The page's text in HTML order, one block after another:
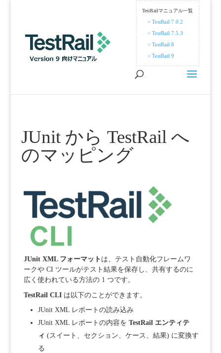
TestRailマニュアル一覧
> TestRail 7.0.2
> TestRail 7.5.3
> TestRail 8
> TestRail 9
JUnit から TestRail へ
のマッピング
JUnit XML フォーマット は、テスト自動化フレームワ
ークや CI ツールがテスト結果を保存し、共有するのに
広く使われている方法の 1 つです。
TestRail CLI は以下のことができます。
JUnit XML レポートの読み込み
JUnit XML レポートの内容を TestRail エンティテ
ィ (スイート、セクション、ケース、結果) に変換す
る